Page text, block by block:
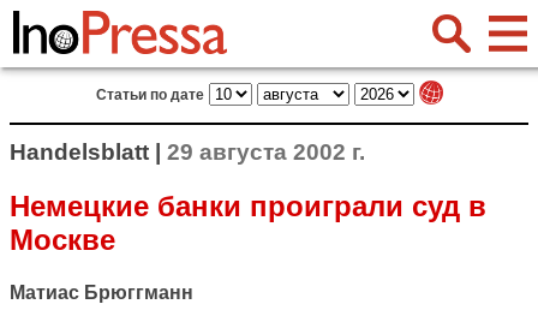
Статьи по дате
Handelsblatt | 29 августа 2002 г.
Немецкие банки проиграли суд в
Москве
Матиас Брюггманн